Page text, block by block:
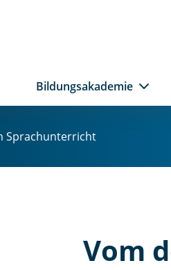
Bildungsakademie
Sprachunterricht
Vom